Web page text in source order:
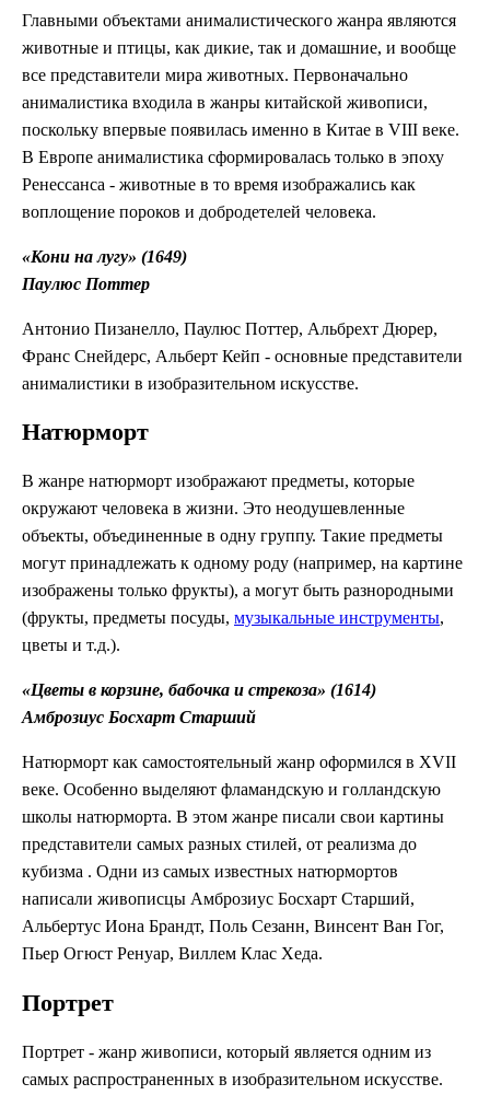
Главными объектами анималистического жанра являются
животные и птицы, как дикие, так и домашние, и вообще
все представители мира животных. Первоначально
анималистика входила в жанры китайской живописи,
поскольку впервые появилась именно в Китае в VIII веке.
В Европе анималистика сформировалась только в эпоху
Ренессанса - животные в то время изображались как
воплощение пороков и добродетелей человека.
«Кони на лугу» (1649)
Паулюс Поттер
Антонио Пизанелло, Паулюс Поттер, Альбрехт Дюрер,
Франс Снейдерс, Альберт Кейп - основные представители
анималистики в изобразительном искусстве.
Натюрморт
В жанре натюрморт изображают предметы, которые
окружают человека в жизни. Это неодушевленные
объекты, объединенные в одну группу. Такие предметы
могут принадлежать к одному роду (например, на картине
изображены только фрукты), а могут быть разнородными
(фрукты, предметы посуды, музыкальные инструменты,
цветы и т.д.).
«Цветы в корзине, бабочка и стрекоза» (1614)
Амброзиус Босхарт Старший
Натюрморт как самостоятельный жанр оформился в XVII
веке. Особенно выделяют фламандскую и голландскую
школы натюрморта. В этом жанре писали свои картины
представители самых разных стилей, от реализма до
кубизма . Одни из самых известных натюрмортов
написали живописцы Амброзиус Босхарт Старший,
Альбертус Иона Брандт, Поль Сезанн, Винсент Ван Гог,
Пьер Огюст Ренуар, Виллем Клас Хеда.
Портрет
Портрет - жанр живописи, который является одним из
самых распространенных в изобразительном искусстве.